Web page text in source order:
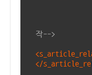
작-->
</